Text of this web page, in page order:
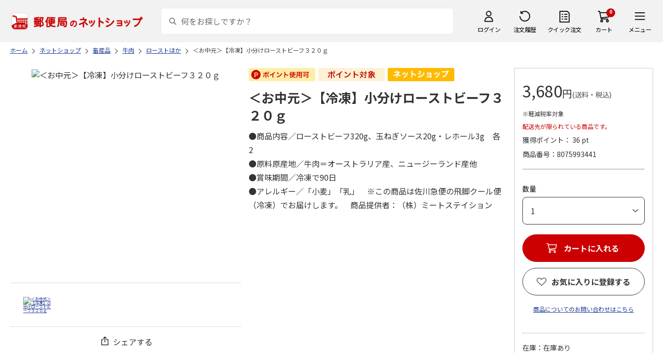
ログイン 注文履歴 クイック注文
0
カート メニュー
ホーム ネットショップ 畜産品 牛肉 ローストほか ＜お中元＞【冷凍】小分けローストビーフ３２０ｇ
シェアする
＜お中元＞【冷凍】小分けローストビーフ３
２０ｇ
●商品内容／ローストビーフ320g、玉ねぎソース20g・レホール3g 各
2
●原料原産地／牛肉＝オーストラリア産、ニュージーランド産他
●賞味期間／冷凍で90日
●アレルギー／「小麦」「乳」 ※この商品は佐川急便の飛脚クール便
（冷凍）でお届けします。 商品提供者：（株）ミートステイション
3,680円(送料・税込)
※軽減税率対象
配送先が限られている商品です。
獲得ポイント： 36 pt
商品番号
8075993441
数量
カートに入れる
お気に入りに登録する
商品についてのお問い合わせはこちら
在庫：在庫あり